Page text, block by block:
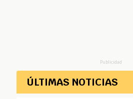
Publicidad
ÚLTIMAS NOTICIAS